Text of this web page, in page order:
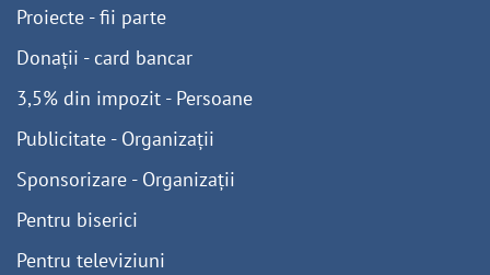
Proiecte - fii parte
Donații - card bancar
3,5% din impozit - Persoane
Publicitate - Organizații
Sponsorizare - Organizații
Pentru biserici
Pentru televiziuni